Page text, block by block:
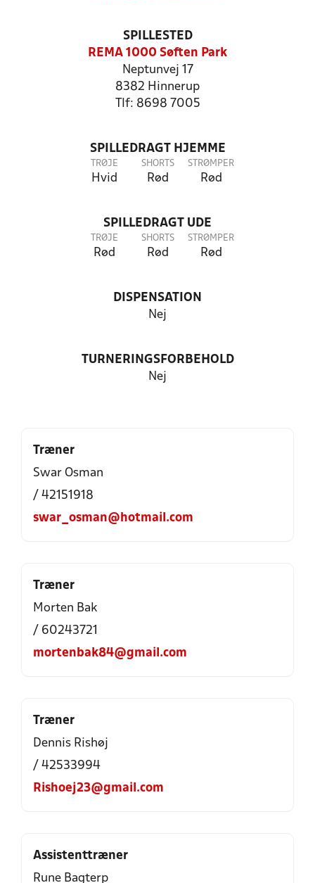
SPILLESTED
REMA 1000 Søften Park
Neptunvej 17
8382 Hinnerup
Tlf: 8698 7005
SPILLEDRAGT HJEMME
TRØJE
Hvid
SHORTS
Rød
STRØMPER
Rød
SPILLEDRAGT UDE
TRØJE
Rød
SHORTS
Rød
STRØMPER
Rød
DISPENSATION
Nej
TURNERINGSFORBEHOLD
Nej
Træner
Swar Osman
/ 42151918
swar_osman@hotmail.com
Træner
Morten Bak
/ 60243721
mortenbak84@gmail.com
Træner
Dennis Rishøj
/ 42533994
Rishoej23@gmail.com
Assistenttræner
Rune Bagterp